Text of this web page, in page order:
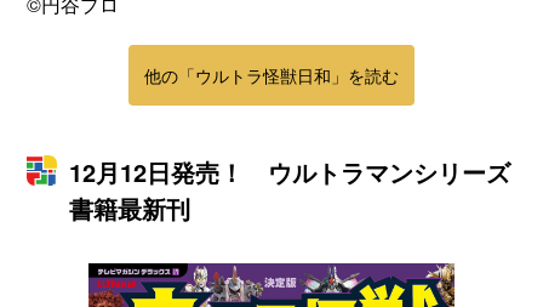
他の「ウルトラ怪獣日和」を読む
12月12日発売！ ウルトラマンシリーズ
書籍最新刊